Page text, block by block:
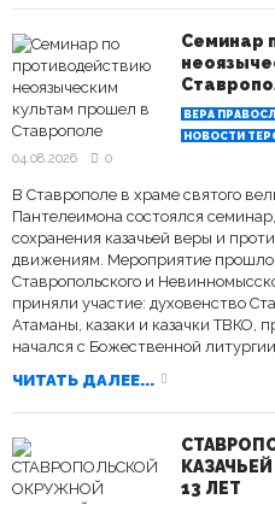
Семинар
ВЕРА
НОВОСТИ
04.08.2026 0
В Ставрополе в храме святого
Пантелеимона состоялся
сохранения казачьей веры и
движениям. Мероприятие
Ставропольского и
приняли участие: духовенство
Атаманы, казаки и казачки ТВКО,
начался с Божественной
ЧИТАТЬ ДАЛЕЕ...
13 ЛЕТ